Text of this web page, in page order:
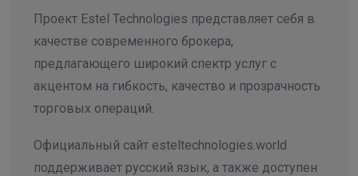
Проект Estel Technologies представляет себя в
качестве современного брокера,
предлагающего широкий спектр услуг с
акцентом на гибкость, качество и прозрачность
торговых операций.
Официальный сайт esteltechnologies.world
поддерживает русский язык, а также доступен